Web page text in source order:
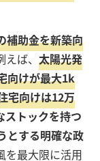
補助金を新築向
ば、 太陽光発
向けが最大1k
宅向けは12万
ストックを持つ
とする明確な政
を最大限に活用